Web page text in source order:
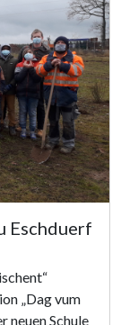
Eschduerf
„Dag vum
neuen Schule